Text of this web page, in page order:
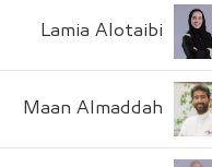
Lamia Alotaibi
Maan Almaddah